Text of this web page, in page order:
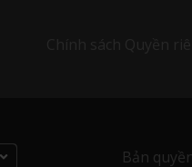
Bản